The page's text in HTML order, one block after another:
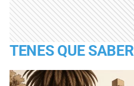
TENES QUE SABER